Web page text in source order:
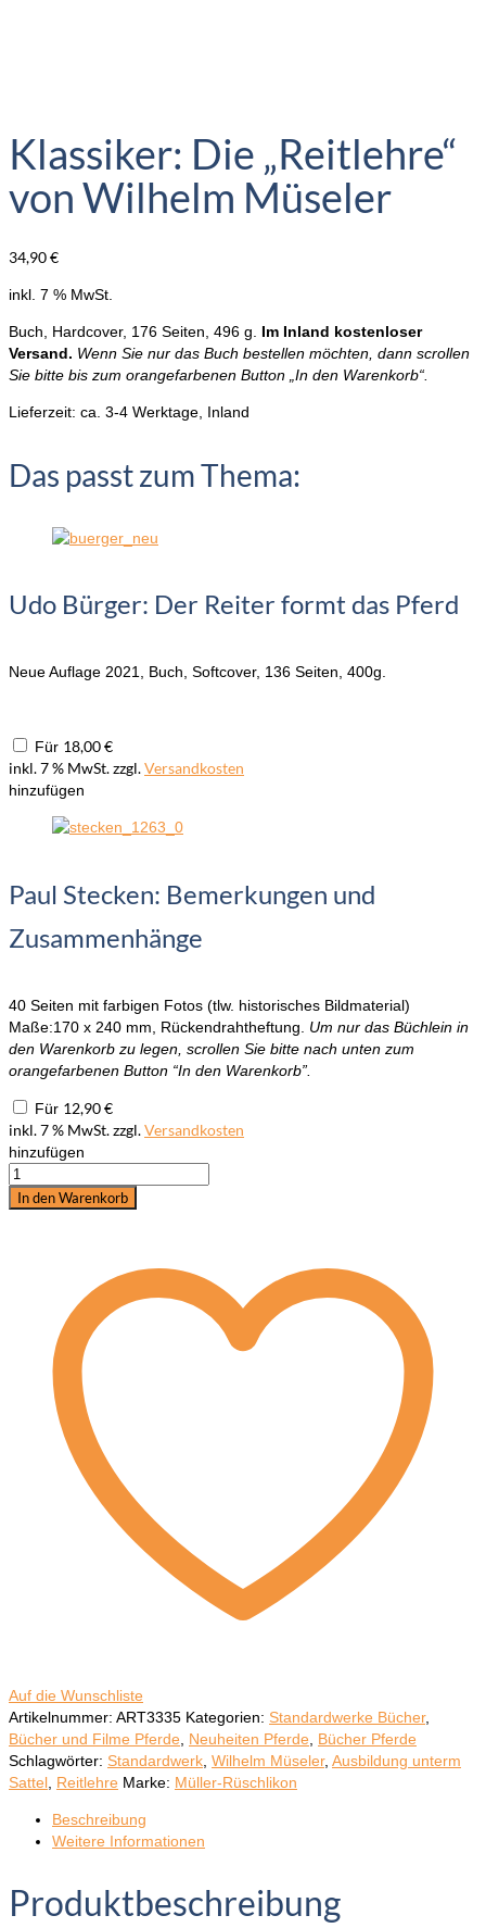
Klassiker: Die „Reitlehre“
von Wilhelm Müseler
34,90€
inkl. 7 % MwSt.
Buch, Hardcover, 176 Seiten, 496 g. Im Inland kostenloser
Versand. Wenn Sie nur das Buch bestellen möchten, dann scrollen
Sie bitte bis zum orangefarbenen Button „In den Warenkorb“.
Lieferzeit: ca. 3-4 Werktage, Inland
Das passt zum Thema:
Udo Bürger: Der Reiter formt das Pferd
Neue Auflage 2021, Buch, Softcover, 136 Seiten, 400g.
Für 18,00€
inkl. 7 % MwSt.zzgl.Versandkosten
hinzufügen
Paul Stecken: Bemerkungen und
Zusammenhänge
40 Seiten mit farbigen Fotos (tlw. historisches Bildmaterial)
Maße:170 x 240 mm, Rückendrahtheftung. Um nur das Büchlein in
den Warenkorb zu legen, scrollen Sie bitte nach unten zum
orangefarbenen Button “In den Warenkorb”.
Für 12,90€
inkl. 7 % MwSt.zzgl.Versandkosten
hinzufügen
Klassiker:
Die
In den Warenkorb
Auf die Wunschliste
Artikelnummer: ART3335 Kategorien: Standardwerke Bücher,
Bücher und Filme Pferde, Neuheiten Pferde, Bücher Pferde
Schlagwörter: Standardwerk, Wilhelm Müseler, Ausbildung unterm
Sattel, Reitlehre Marke: Müller-Rüschlikon
Beschreibung
Weitere Informationen
Produktbeschreibung